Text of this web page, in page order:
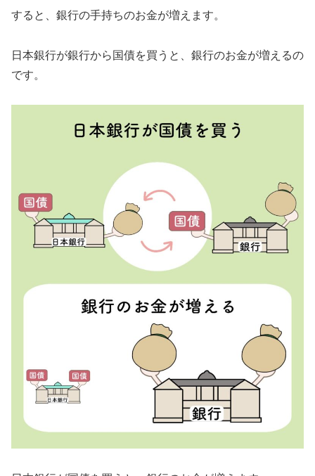
すると、銀行の手持ちのお金が増えます。
日本銀行が銀行から国債を買うと、銀行のお金が増えるの
です。